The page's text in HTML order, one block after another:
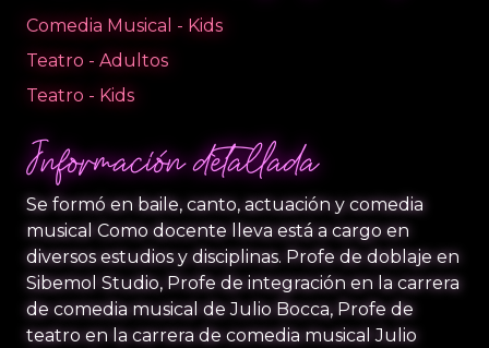
Comedia Musical - Kids
Teatro - Adultos
Teatro - Kids
Información detallada
Se formó en baile, canto, actuación y comedia
musical Como docente lleva está a cargo en
diversos estudios y disciplinas. Profe de doblaje en
Sibemol Studio, Profe de integración en la carrera
de comedia musical de Julio Bocca, Profe de
teatro en la carrera de comedia musical Julio